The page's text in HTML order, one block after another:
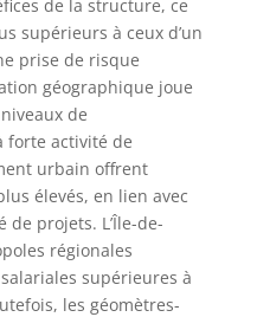
de la structure, ce
supérieurs à ceux d’un
prise de risque
géographique joue
de
forte activité de
urbain offrent
élevés, en lien avec
projets. L’Île-de-
régionales
supérieures à
les géomètres-